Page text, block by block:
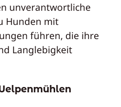
unverantwortliche
Hunden mit
führen, die ihre
Langlebigkeit